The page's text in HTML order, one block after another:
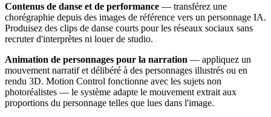
Contenus de danse et de performance — transférez une
chorégraphie depuis des images de référence vers un personnage IA.
Produisez des clips de danse courts pour les réseaux sociaux sans
recruter d'interprètes ni louer de studio.
Animation de personnages pour la narration — appliquez un
mouvement narratif et délibéré à des personnages illustrés ou en
rendu 3D. Motion Control fonctionne avec les sujets non
photoréalistes — le système adapte le mouvement extrait aux
proportions du personnage telles que lues dans l'image.